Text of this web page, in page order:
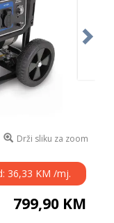
Drži sliku za zoom
36,33 KM /mj.
799,90 KM